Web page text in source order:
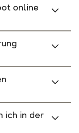
online
ich in der